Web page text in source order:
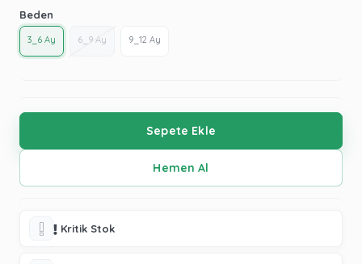
Beden
3_6 Ay 6_9 Ay 9_12 Ay
Kritik Stok